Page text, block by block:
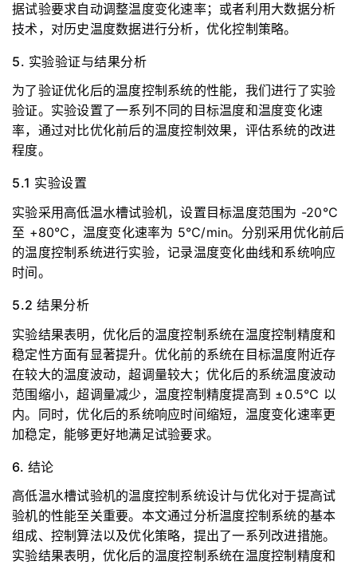
据试验要求自动调整温度变化速率；或者利用大数据分析
技术，对历史温度数据进行分析，优化控制策略。
5. 实验验证与结果分析
为了验证优化后的温度控制系统的性能，我们进行了实验
验证。实验设置了一系列不同的目标温度和温度变化速
率，通过对比优化前后的温度控制效果，评估系统的改进
程度。
5.1 实验设置
实验采用高低温水槽试验机，设置目标温度范围为 -20℃
至 +80℃，温度变化速率为 5℃/min。分别采用优化前后
的温度控制系统进行实验，记录温度变化曲线和系统响应
时间。
5.2 结果分析
实验结果表明，优化后的温度控制系统在温度控制精度和
稳定性方面有显著提升。优化前的系统在目标温度附近存
在较大的温度波动，超调量较大；优化后的系统温度波动
范围缩小，超调量减少，温度控制精度提高到 ±0.5℃ 以
内。同时，优化后的系统响应时间缩短，温度变化速率更
加稳定，能够更好地满足试验要求。
6. 结论
高低温水槽试验机的温度控制系统设计与优化对于提高试
验机的性能至关重要。本文通过分析温度控制系统的基本
组成、控制算法以及优化策略，提出了一系列改进措施。
实验结果表明，优化后的温度控制系统在温度控制精度和